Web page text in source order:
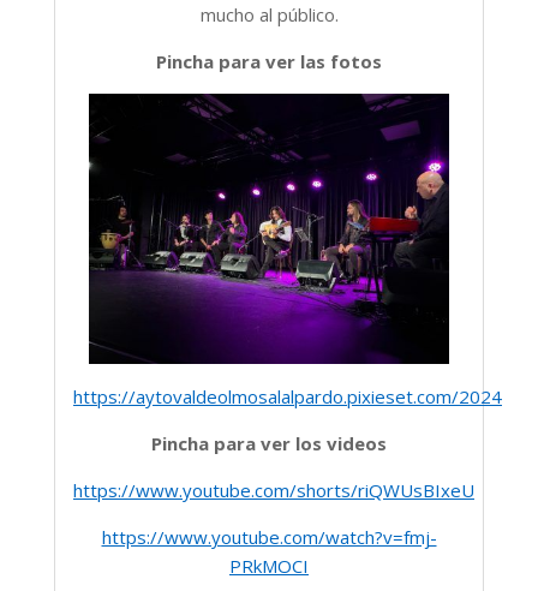
mucho al público.
Pincha para ver las fotos
https://aytovaldeolmosalalpardo.pixieset.com/
Pincha para ver los videos
https://www.youtube.com/shorts/riQWUsBIxeU
https://www.youtube.com/watch?v=fmj-
PRkMOCI